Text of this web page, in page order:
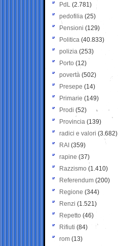
PdL (2.781)
pedofilia (25)
Pensioni (129)
Politica (40.833)
polizia (253)
Porto (12)
povertà (502)
Presepe (14)
Primarie (149)
Prodi (52)
Provincia (139)
radici e valori (3.682)
RAI (359)
rapine (37)
Razzismo (1.410)
Referendum (200)
Regione (344)
Renzi (1.521)
Repetto (46)
Rifiuti (84)
rom (13)